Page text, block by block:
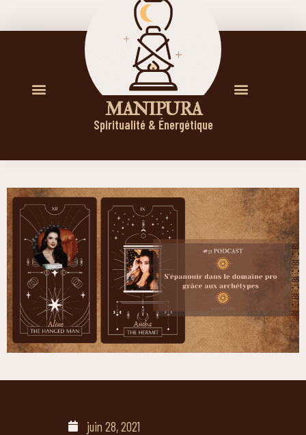
M A N I P U R A
Spiritualité & Énergétique
juin 28, 2021